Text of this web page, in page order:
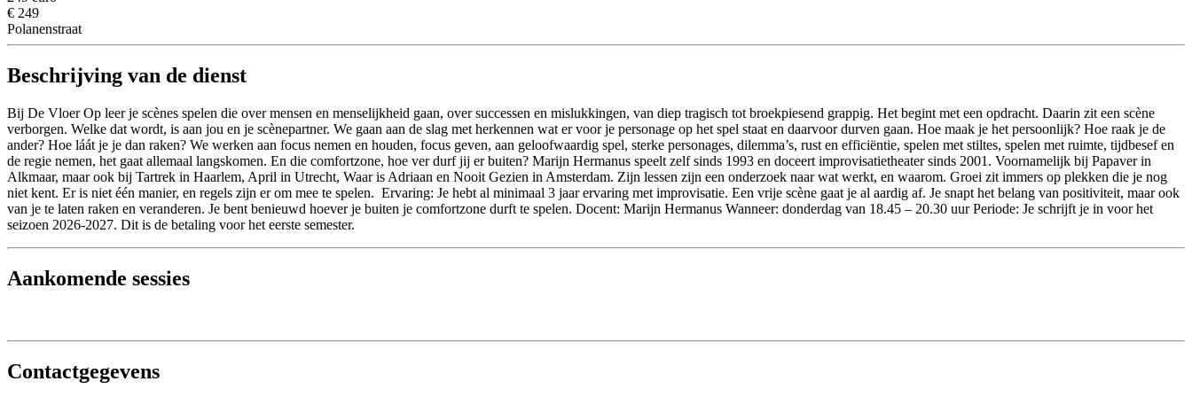
€ 249
Polanenstraat
Beschrijving van de dienst
Bij De Vloer Op leer je scènes spelen die over mensen en menselijkheid gaan, over successen en mislukkingen, van diep tragisch tot broekpiesend grappig. Het begint met een opdracht. Daarin zit een scène
verborgen. Welke dat wordt, is aan jou en je scènepartner. We gaan aan de slag met herkennen wat er voor je personage op het spel staat en daarvoor durven gaan. Hoe maak je het persoonlijk? Hoe raak je de
ander? Hoe láát je je dan raken? We werken aan focus nemen en houden, focus geven, aan geloofwaardig spel, sterke personages, dilemma’s, rust en efficiëntie, spelen met stiltes, spelen met ruimte, tijdbesef en
de regie nemen, het gaat allemaal langskomen. En die comfortzone, hoe ver durf jij er buiten? Marijn Hermanus speelt zelf sinds 1993 en doceert improvisatietheater sinds 2001. Voornamelijk bij Papaver in
Alkmaar, maar ook bij Tartrek in Haarlem, April in Utrecht, Waar is Adriaan en Nooit Gezien in Amsterdam. Zijn lessen zijn een onderzoek naar wat werkt, en waarom. Groei zit immers op plekken die je nog
niet kent. Er is niet één manier, en regels zijn er om mee te spelen. ‎ Ervaring: Je hebt al minimaal 3 jaar ervaring met improvisatie. Een vrije scène gaat je al aardig af. Je snapt het belang van positiviteit, maar ook
van je te laten raken en veranderen. Je bent benieuwd hoever je buiten je comfortzone durft te spelen. Docent: Marijn Hermanus Wanneer: donderdag van 18.45 – 20.30 uur Periode: Je schrijft je in voor het
seizoen 2026-2027. Dit is de betaling voor het eerste semester.
Aankomende sessies
Contactgegevens